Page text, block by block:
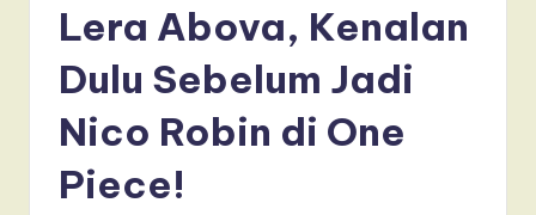
Lera Abova, Kenalan
Dulu Sebelum Jadi
Nico Robin di One
Piece!